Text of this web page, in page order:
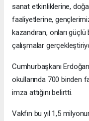
sanat etkinliklerine,
faaliyetlerine,
kazandıran, onları
çalışmalar
Cumhurbaşkanı
okullarında 700 binden
imza attığını belirtti.
Vakfın bu yıl 1,5